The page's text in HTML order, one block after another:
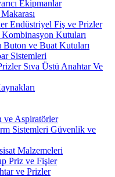
Ekipmanlar
Endüstriyel Fiş ve Prizler
Kombinasyon Kutuları
Buton ve Buat Kutuları
Sistemleri
Sıva Üstü Anahtar Ve
ve Aspiratörler
Güvenlik ve
Malzemeleri
Priz ve Fişler
ve Prizler